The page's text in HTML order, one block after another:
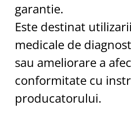
garantie.
Este destinat
medicale de
sau ameliorare a
conformitate cu
producatorului.